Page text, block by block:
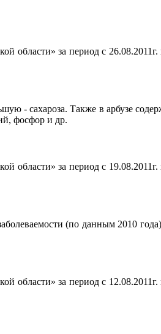
за период с 26.08.2011г.
- сахароза. Также в арбузе
фосфор и др.
за период с 19.08.2011г.
(по данным 2010
за период с 12.08.2011г.